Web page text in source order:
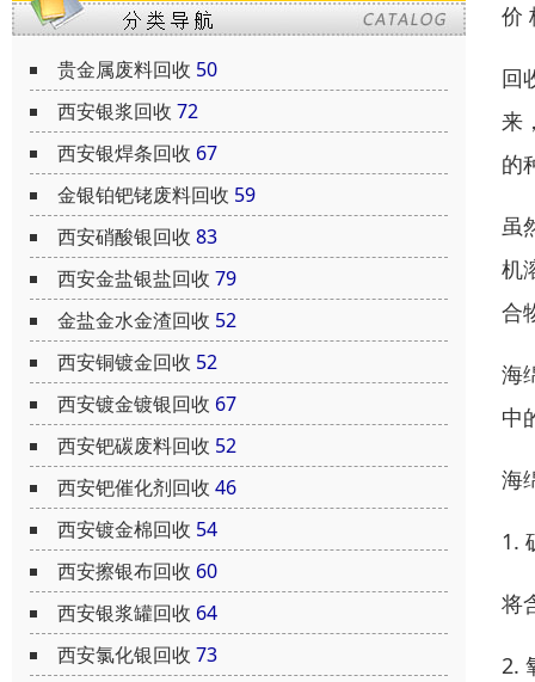
贵金属废料回收 50
西安银浆回收 72
西安银焊条回收 67
金银铂钯铑废料回收 59
西安硝酸银回收 83
西安金盐银盐回收 79
金盐金水金渣回收 52
西安铜镀金回收 52
西安镀金镀银回收 67
西安钯碳废料回收 52
西安钯催化剂回收 46
西安镀金棉回收 54
西安擦银布回收 60
西安银浆罐回收 64
西安氯化银回收 73
价
回
来
的
虽
机
合
海
中
海
1.
将
2.